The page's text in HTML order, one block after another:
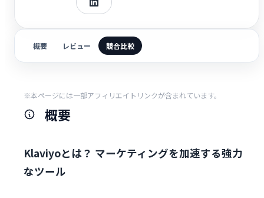
概要 レビュー 競合比較
※本ページには一部アフィリエイトリンクが含まれています。
概要
Klaviyoとは？ マーケティングを加速する強力
なツール